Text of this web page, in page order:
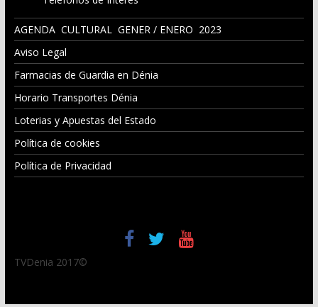
AGENDA CULTURAL GENER / ENERO 2023
Aviso Legal
Farmacias de Guardia en Dénia
Horario Transportes Dénia
Loterias y Apuestas del Estado
Política de cookies
Política de Privacidad
TVDenia 2017©